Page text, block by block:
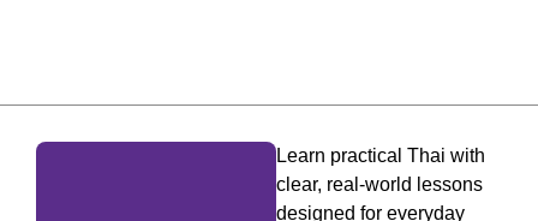
Learn practical Thai with
clear, real-world lessons
designed for everyday